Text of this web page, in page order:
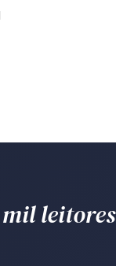
mil leitores